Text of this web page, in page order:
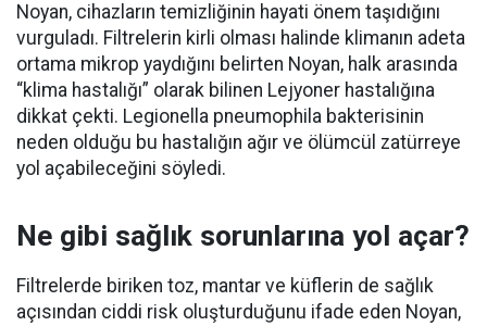
Noyan, cihazların temizliğinin hayati önem taşıdığını
vurguladı. Filtrelerin kirli olması halinde klimanın adeta
ortama mikrop yaydığını belirten Noyan, halk arasında
“klima hastalığı” olarak bilinen Lejyoner hastalığına
dikkat çekti. Legionella pneumophila bakterisinin
neden olduğu bu hastalığın ağır ve ölümcül zatürreye
yol açabileceğini söyledi.
Ne gibi sağlık sorunlarına yol açar?
Filtrelerde biriken toz, mantar ve küflerin de sağlık
açısından ciddi risk oluşturduğunu ifade eden Noyan,